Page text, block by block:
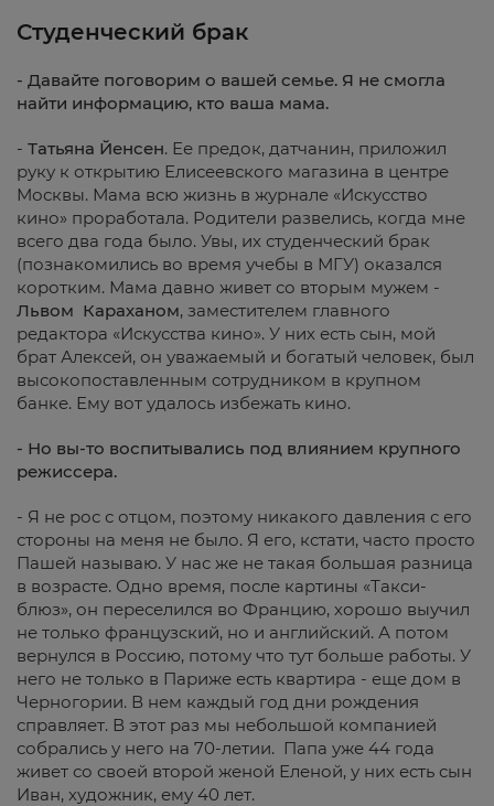
Студенческий брак
- Давайте поговорим о вашей семье. Я не смогла
найти информацию, кто ваша мама.
- Татьяна Йенсен. Ее предок, датчанин, приложил
руку к открытию Елисеевского магазина в центре
Москвы. Мама всю жизнь в журнале «Искусство
кино» проработала. Родители развелись, когда мне
всего два года было. Увы, их студенческий брак
(познакомились во время учебы в МГУ) оказался
коротким. Мама давно живет со вторым мужем -
Львом Караханом, заместителем главного
редактора «Искусства кино». У них есть сын, мой
брат Алексей, он уважаемый и богатый человек, был
высокопоставленным сотрудником в крупном
банке. Ему вот удалось избежать кино.
- Но вы-то воспитывались под влиянием крупного
режиссера.
- Я не рос с отцом, поэтому никакого давления с его
стороны на меня не было. Я его, кстати, часто просто
Пашей называю. У нас же не такая большая разница
в возрасте. Одно время, после картины «Такси-
блюз», он переселился во Францию, хорошо выучил
не только французский, но и английский. А потом
вернулся в Россию, потому что тут больше работы. У
него не только в Париже есть квартира - еще дом в
Черногории. В нем каждый год дни рождения
справляет. В этот раз мы небольшой компанией
собрались у него на 70-летии. Папа уже 44 года
живет со своей второй женой Еленой, у них есть сын
Иван, художник, ему 40 лет.